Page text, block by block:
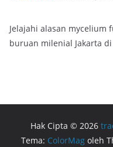
Jelajahi alasan
buruan milenial Jakarta di
Hak Cipta © 2026
Tema: ColorMag oleh